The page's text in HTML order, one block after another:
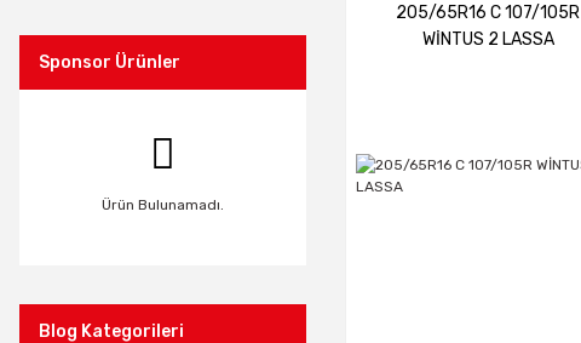
Sponsor Ürünler
Ürün Bulunamadı.
Blog Kategorileri
205/65R16 C 107/105R
WİNTUS 2 LASSA